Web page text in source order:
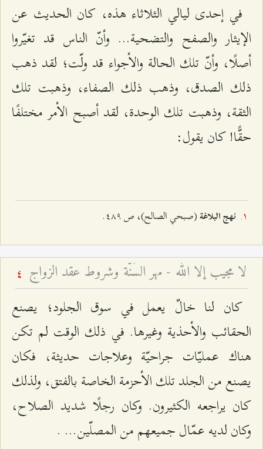
في إحدى ليالي الثلاثاء هذه، كان الحديث عن
الإيثار والصفح والتضحية... وأنّ الناس قد تغيّروا
أصلًا، وأنّ تلك الحالة والأجواء قد ولّت؛ لقد ذهب
ذلك الصدق، وذهب ذلك الصفاء، وذهبت تلك
الثقة، وذهبت تلك الوحدة، لقد أصبح الأمر مختلفًا
حقًّا! كان يقول:
نهج البلاغة(صبحي الصالح)، ص ٤٨٩.
لا مجيب إلا الله - مهر السُنّة وشروط عقد الزواج 4
كان لنا خالٌ يعمل في سوق الجلود؛ يصنع
الحقائب والأحذية وغيرها. في ذلك الوقت لم تكن
هناك عمليّات جراحيّة وعلاجات حديثة، فكان
يصنع من الجلد تلك الأحزمة الخاصة بالفتق، ولذلك
كان يراجعه الكثيرون. وكان رجلًا شديد الصلاح،
وكان لديه عمّال جميعهم من المصلّين... .